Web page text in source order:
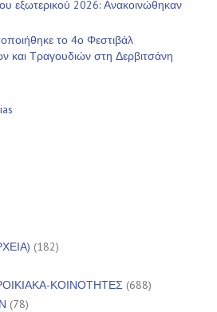
εξωτερικού 2026: Ανακοινώθηκαν
το 4ο Φεστιβάλ
και Τραγουδιών στη Δερβιτσάνη
(182)
ΚΟΙΝΟΤΗΤΕΣ (688)
(78)